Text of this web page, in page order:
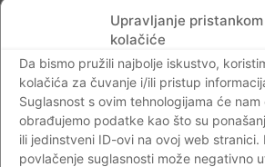
Upravljanje pristankom
kolačiće
Da bismo pružili najbolje iskustvo,
kolačića za čuvanje i/ili pristup
Suglasnost s ovim tehnologijama će
obrađujemo podatke kao što su
ili jedinstveni ID-ovi na ovoj web stranici.
povlačenje suglasnosti može negativno
grada, a on se iskazao
obrane.
Zbog neuspjeha u
poluopkoljenog Osijeka,
pobunjenici 8. prosinca